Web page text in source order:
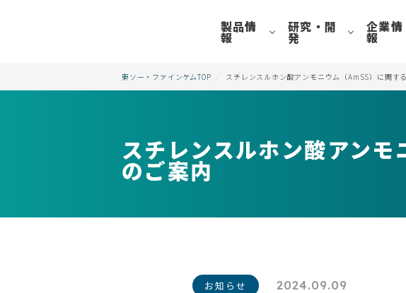
製品情
報
研究・開
発
企業情
報
東ソー・ファインケムTOP スチレンスルホン酸アンモニウム（AmSS）に関す
スチレンスルホン酸アン
のご案内
お知らせ 2024.09.09